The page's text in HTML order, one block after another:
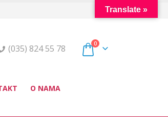
(035) 824 55 78 0
O NAMA
Translate »